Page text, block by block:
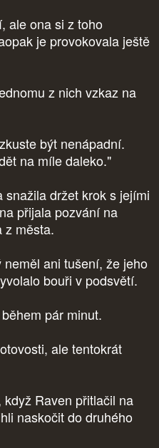
ale ona si z toho
je provokovala ještě
z nich vzkaz na
být nenápadní.
na míle daleko."
držet krok s jejími
přijala pozvání na
z města.
ani tušení, že jeho
bouři v podsvětí.
pár minut.
ale tentokrát
Raven přitlačil na
naskočit do druhého